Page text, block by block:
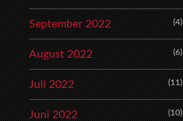
September 2022 (4)
August 2022 (6)
Juli 2022 (11)
Juni 2022 (10)